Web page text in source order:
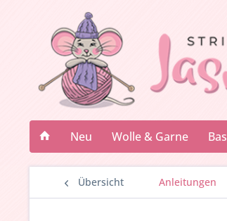
Neu Wolle & Garne
Übersicht Anleitungen